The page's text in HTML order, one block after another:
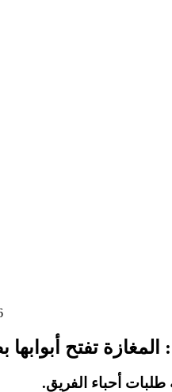
تفتح أبوابها
طلبات أحباء الفريق.